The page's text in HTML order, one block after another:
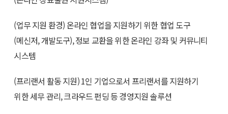
(업무 지원 환경) 온라인 협업을 지원하기 위한 협업 도구
(메신저, 개발도구), 정보 교환을 위한 온라인 강좌 및 커뮤니티
시스템
(프리랜서 활동 지원) 1인 기업으로서 프리랜서를 지원하기
위한 세무 관리, 크라우드 펀딩 등 경영지원 솔루션